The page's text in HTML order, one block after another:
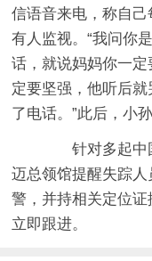
信语音来电，称自
有人监视。“我问你
话，就说妈妈你一
定要坚强，他听后
了电话。”此后，小
针对多起中
迈总领馆提醒失踪
警，并持相关定位
立即跟进。